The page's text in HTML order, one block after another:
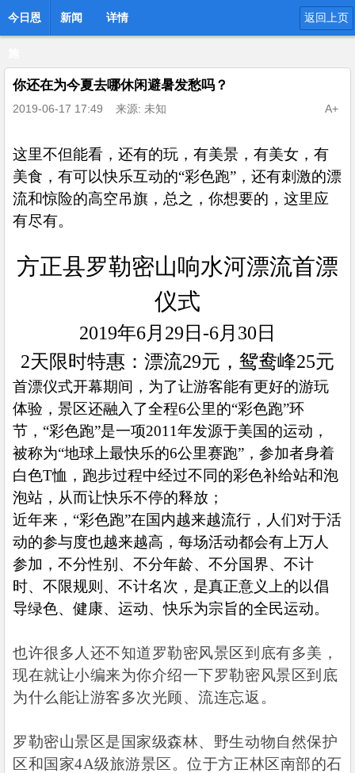
今日恩 新闻 详情 返回上页
你还在为今夏去哪休闲避暑发愁吗？
2019-06-17 17:49 来源: 未知 A+
这里不但能看，还有的玩，有美景，有美女，有
美食，有可以快乐互动的“彩色跑”，还有刺激的漂
流和惊险的高空吊旗，总之，你想要的，这里应
有尽有。
方正县罗勒密山响水河漂流首漂
仪式
2019年6月 29 日 -6月 30 日
2天限时特惠：漂流29元，鸳鸯峰25元
首漂仪式开幕期间，为了让游客能有更好的游玩
体验，景区还融入了全程6公里的“彩色跑”环
节，“彩色跑”是一项2011年发源于美国的运动，
被称为“地球上最快乐的6公里赛跑”，参加者身着
白色T恤，跑步过程中经过不同的彩色补给站和泡
泡站，从而让快乐不停的释放；
近年来，“彩色跑”在国内越来越流行，人们对于活
动的参与度也越来越高，每场活动都会有上万人
参加，不分性别、不分年龄、不分国界、不计
时、不限规则、不计名次，是真正意义上的以倡
导绿色、健康、运动、快乐为宗旨的全民运动。
也许很多人还不知道罗勒密风景区到底有多美，
现在就让小编来为你介绍一下罗勒密风景区到底
为什么能让游客多次光顾、流连忘返。
罗勒密山景区是国家级森林、野生动物自然保护
区和国家4A级旅游景区。位于方正林区南部的石